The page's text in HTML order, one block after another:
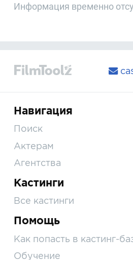
Информация временно
Навигация
Поиск
Актерам
Агентства
Кастинги
Все кастинги
Помощь
Как попасть в кастинг-
Обучение